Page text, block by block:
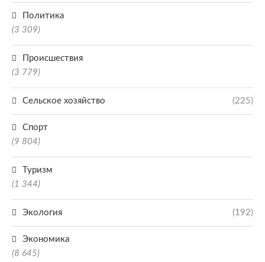
Политика
(3 309)
Происшествия
(3 779)
Сельское хозяйство (225)
Спорт
(9 804)
Туризм
(1 344)
Экология (192)
Экономика
(8 645)